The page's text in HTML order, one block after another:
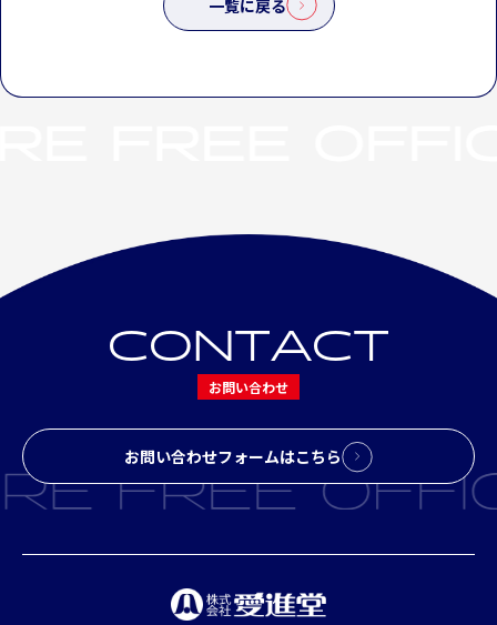
一覧に戻る
CONTACT
お問い合わせ
お問い合わせフォームはこちら